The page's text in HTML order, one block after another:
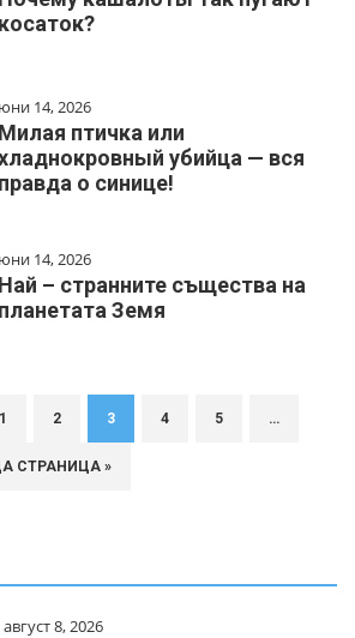
косаток?
юни 14, 2026
Милая птичка или
убийца — вся
правда о синице!
юни 14, 2026
Най – странните същества на
планетата Земя
1 2 3 4 5 …
СТРАНИЦА »
август 8, 2026